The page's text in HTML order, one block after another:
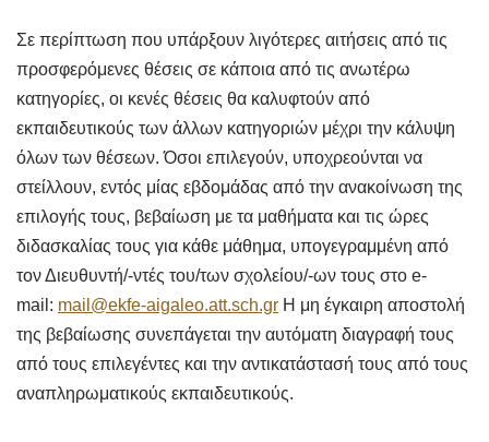
Σε περίπτωση που υπάρξουν λιγότερες αιτήσεις από τις
προσφερόμενες θέσεις σε κάποια από τις ανωτέρω
κατηγορίες, οι κενές θέσεις θα καλυφτούν από
εκπαιδευτικούς των άλλων κατηγοριών μέχρι την κάλυψη
όλων των θέσεων. Όσοι επιλεγούν, υποχρεούνται να
στείλλουν, εντός μίας εβδομάδας από την ανακοίνωση της
επιλογής τους, βεβαίωση με τα μαθήματα και τις ώρες
διδασκαλίας τους για κάθε μάθημα, υπογεγραμμένη από
τον Διευθυντή/-ντές του/των σχολείου/-ων τους στο e-
mail: mail@ekfe-aigaleo.att.sch.gr Η μη έγκαιρη αποστολή
της βεβαίωσης συνεπάγεται την αυτόματη διαγραφή τους
από τους επιλεγέντες και την αντικατάστασή τους από τους
αναπληρωματικούς εκπαιδευτικούς.